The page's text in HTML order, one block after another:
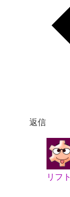
返信
リフト